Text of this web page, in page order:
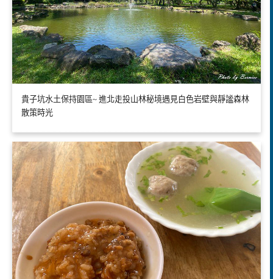
貴子坑水土保持園區~ 進北走投山林秘境遇見白色岩壁與靜謐森林
散策時光